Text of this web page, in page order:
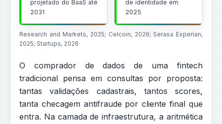
projetado do BaaS até
2031
de identidade em
2025
Research and Markets, 2025; Celcoin, 2026; Serasa Experian,
2025; Startups, 2026
O comprador de dados de uma fintech
tradicional pensa em consultas por proposta:
tantas validações cadastrais, tantos scores,
tanta checagem antifraude por cliente final que
entra. Na camada de infraestrutura, a aritmética